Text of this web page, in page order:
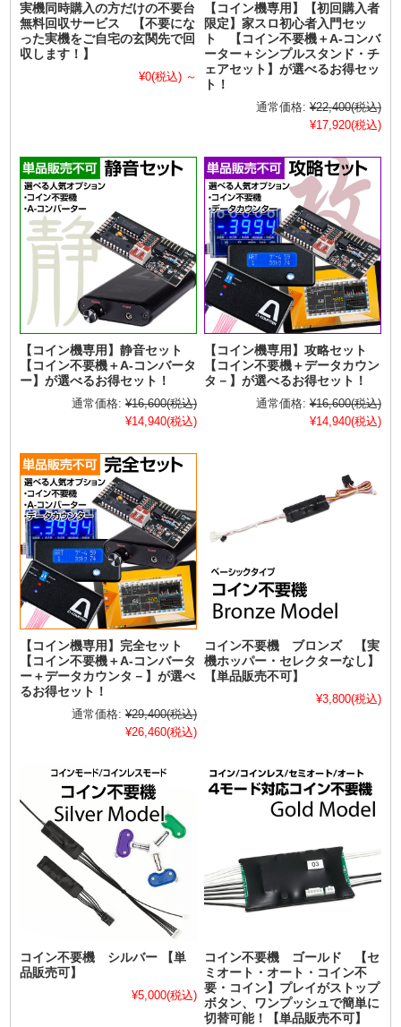
実機同時購入の方だけの不要台
無料回収サービス 【不要にな
った実機をご自宅の玄関先で回
収します！】
¥0(税込) ～
【コイン機専用】【初回購入者
限定】家スロ初心者入門セッ
ト 【コイン不要機＋A-コンバ
ーター＋シンプルスタンド・チ
ェアセット】が選べるお得セッ
ト！
通常価格: ¥22,400(税込)
¥17,920(税込)
【コイン機専用】静音セット
【コイン不要機＋A-コンバータ
ー】が選べるお得セット！
通常価格: ¥16,600(税込)
¥14,940(税込)
【コイン機専用】攻略セット
【コイン不要機＋データカウン
タ－】が選べるお得セット！
通常価格: ¥16,600(税込)
¥14,940(税込)
【コイン機専用】完全セット
【コイン不要機＋A-コンバータ
ー＋データカウンタ－】が選べ
るお得セット！
通常価格: ¥29,400(税込)
¥26,460(税込)
コイン不要機 ブロンズ 【実
機ホッパー・セレクターなし】
【単品販売不可】
¥3,800(税込)
コイン不要機 シルバー 【単
品販売可】
¥5,000(税込)
コイン不要機 ゴールド 【セ
ミオート・オート・コイン不
要・コイン】プレイがストップ
ボタン、ワンプッシュで簡単に
切替可能！【単品販売不可】